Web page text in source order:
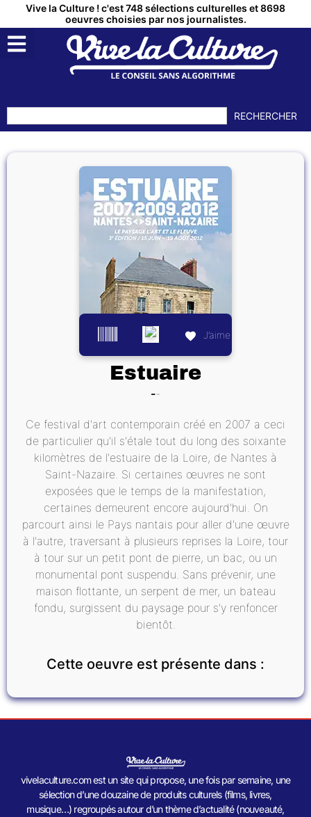
Vive la Culture ! c'est 748 sélections culturelles et 8698
oeuvres choisies par nos journalistes.
RECHERCHER
J’aime
Estuaire
Ce festival d'art contemporain créé en 2007 a ceci
de particulier qu'il s'étale tout du long des soixante
kilomètres de l'estuaire de la Loire, de Nantes à
Saint-Nazaire. Si certaines œuvres ne sont
exposées que le temps de la manifestation,
certaines demeurent encore aujourd'hui. On
parcourt ainsi le Pays nantais pour aller d'une œuvre
à l'autre, traversant à plusieurs reprises la Loire, tour
à tour sur un petit pont de pierre, un bac, ou un
monumental pont suspendu. Sans prévenir, une
maison flottante, un serpent de mer, un bateau
fondu, surgissent du paysage pour s'y renfoncer
bientôt.
Cette oeuvre est présente dans :
vivelaculture.com est un site qui propose, une fois par semaine, une
sélection d’une douzaine de produits culturels (films, livres,
musique…) regroupés autour d’un thème d’actualité (nouveauté,